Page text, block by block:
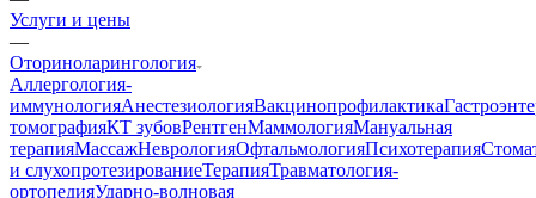
Услуги и цены
—
Оториноларингология
Аллергология-
иммунологияАнестезиологияВакцинопрофилактика
томографияКТ зубовРентгенМаммологияМануальная
терапияМассажНеврологияОфтальмологияПсихотерапия
и слухопротезированиеТерапияТравматология-
ортопедияУдарно-волновая